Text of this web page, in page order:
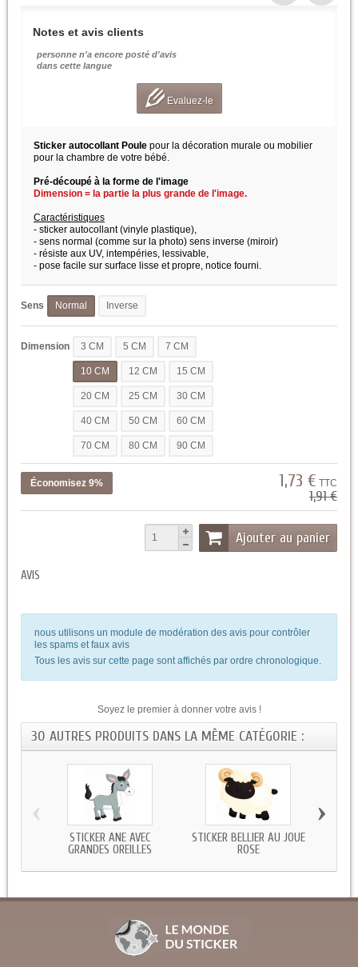
Notes et avis clients
personne n'a encore posté d'avis
dans cette langue
Evaluez-le
Sticker autocollant Poule pour la décoration murale ou mobilier
pour la chambre de votre bébé.
Pré-découpé à la forme de l'image
Dimension = la partie la plus grande de l'image.
Caractéristiques
- sticker autocollant (vinyle plastique),
- sens normal (comme sur la photo) sens inverse (miroir)
- résiste aux UV, intempéries, lessivable,
- pose facile sur surface lisse et propre, notice fourni.
Sens Normal Inverse
Dimension 3 CM 5 CM 7 CM
10 CM 12 CM 15 CM
20 CM 25 CM 30 CM
40 CM 50 CM 60 CM
70 CM 80 CM 90 CM
Économisez 9% 1,73 € TTC
1,91 €
Ajouter au panier
AVIS
nous utilisons un module de modération des avis pour contrôler
les spams et faux avis
Tous les avis sur cette page sont affichés par ordre chronologique.
Soyez le premier à donner votre avis !
30 AUTRES PRODUITS DANS LA MÊME CATÉGORIE :
STICKER ANE AVEC
GRANDES OREILLES
STICKER BELLIER AU JOUE
ROSE
‹ ›